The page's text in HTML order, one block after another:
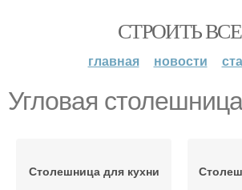
СТРОИТЬ ВСЕ
главная новости
Угловая столешница
Столешница для кухни